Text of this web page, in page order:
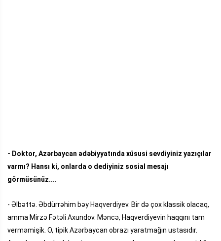
- Doktor, Azərbaycan ədəbiyyatında xüsusi sevdiyiniz yazıçılar
varmı? Hansı ki, onlarda o dediyiniz sosial mesajı
görmüsünüz....
- Əlbəttə. Əbdürrəhim bəy Haqverdiyev. Bir də çox klassik olacaq,
amma Mirzə Fətəli Axundov. Məncə, Haqverdiyevin haqqını tam
verməmişik. O, tipik Azərbaycan obrazı yaratmağın ustasıdır.